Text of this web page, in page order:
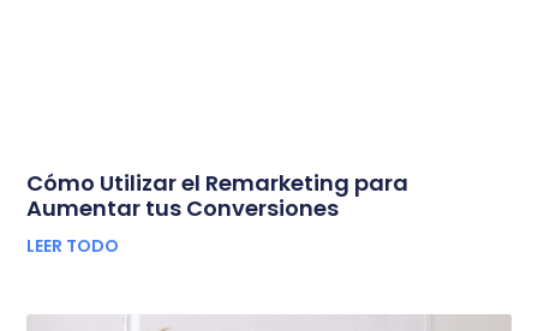
Cómo Utilizar el Remarketing para
Aumentar tus Conversiones
LEER TODO